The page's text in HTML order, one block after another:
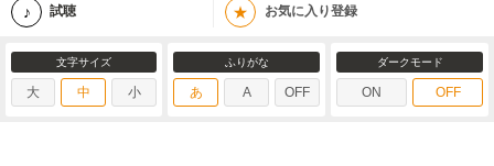
試聴 ★ お気に入り登録
文字サイズ
大 中 小
ふりがな
あ A OFF
ダークモード
ON OFF